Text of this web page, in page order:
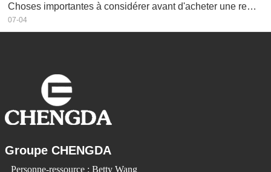
Choses importantes à considérer avant d'acheter une remorque à benne basculante
07-04
Groupe CHENGDA
Personne-ressource : Betty Wang